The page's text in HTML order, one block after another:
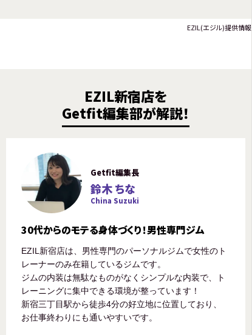
EZIL(エジル)提供情報
EZIL新宿店を
Getfit編集部が解説！
Getfit編集長
鈴木 ちな
China Suzuki
30代からのモテる身体づくり！男性専門ジム
EZIL新宿店は、男性専門のパーソナルジムで女性のト
レーナーのみ在籍しているジムです。
ジムの内装は無駄なものがなくシンプルな内装で、ト
レーニングに集中できる環境が整っています！
新宿三丁目駅から徒歩4分の好立地に位置しており、
お仕事終わりにも通いやすいです。